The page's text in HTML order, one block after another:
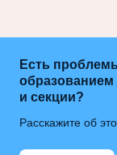
Есть
образованием
и секции?
Расскажите об